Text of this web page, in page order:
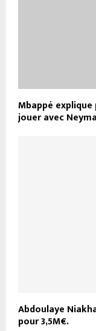
Mbappé
jouer avec
Abdoulaye
pour 3,5M€.